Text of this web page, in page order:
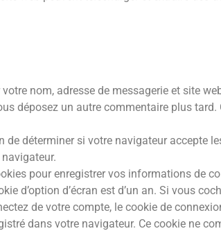
nom, adresse de messagerie et site
déposez un autre commentaire plus tard.
déterminer si votre navigateur accepte
pour enregistrer vos informations de
d’option d’écran est d’un an. Si vous
de votre compte, le cookie de
dans votre navigateur. Ce cookie ne